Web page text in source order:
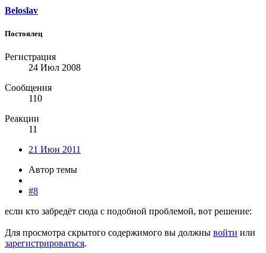
Beloslav
Постоялец
Регистрация
24 Июл 2008
Сообщения
110
Реакции
11
21 Июн 2011
Автор темы
#8
если кто забредёт сюда с подобной проблемой, вот решение:
Для просмотра скрытого содержимого вы должны войти или
зарегистрироваться.